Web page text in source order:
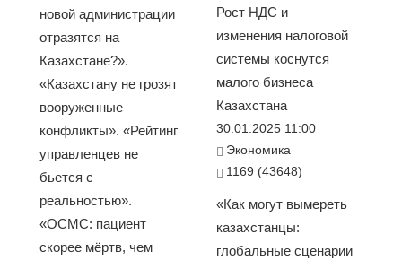
новой администрации
отразятся на
Казахстане?».
«Казахстану не грозят
вооруженные
конфликты». «Рейтинг
управленцев не
бьется с
реальностью».
«ОСМС: пациент
скорее мёртв, чем
Рост НДС и
изменения налоговой
системы коснутся
малого бизнеса
Казахстана
30.01.2025 11:00
Экономика
1169 (43648)
«Как могут вымереть
казахстанцы:
глобальные сценарии